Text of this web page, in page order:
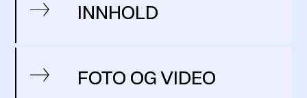
INNHOLD
FOTO OG VIDEO